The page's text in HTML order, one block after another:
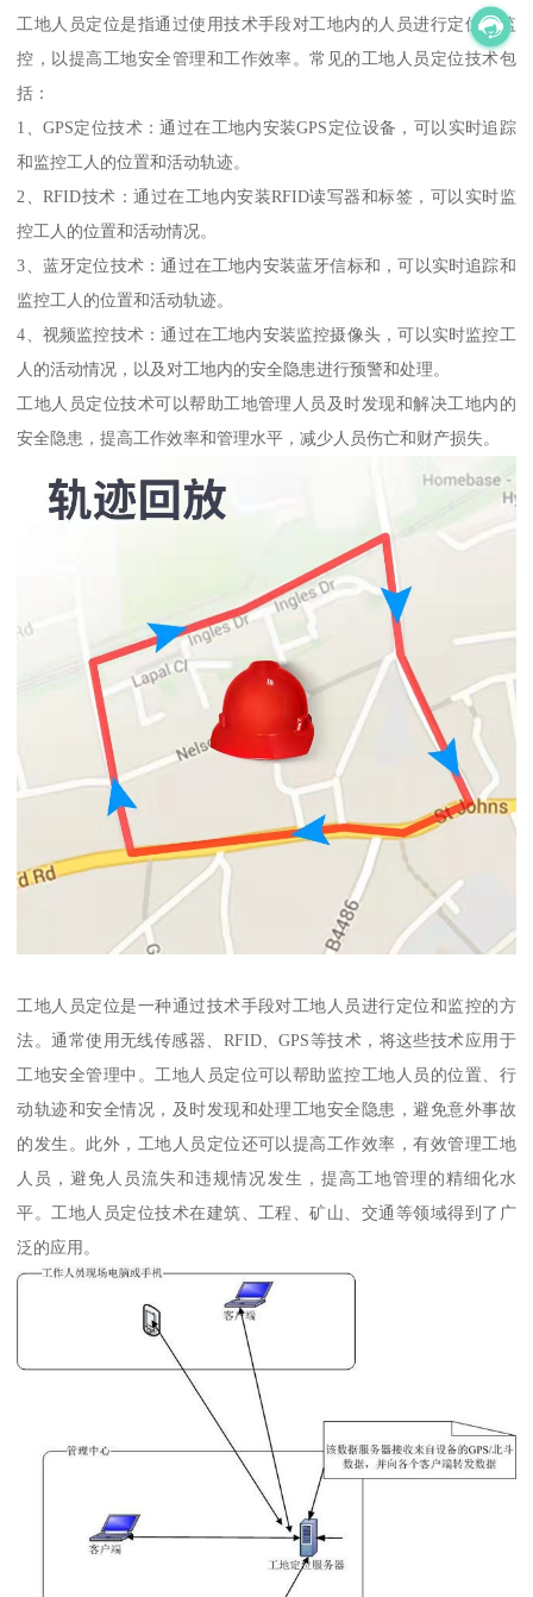
工地人员定位是指通过使用技术手段对工地内的人员进行定位和监
控，以提高工地安全管理和工作效率。常见的工地人员定位技术包
括：
1、GPS定位技术：通过在工地内安装GPS定位设备，可以实时追踪
和监控工人的位置和活动轨迹。
2、RFID技术：通过在工地内安装RFID读写器和标签，可以实时监
控工人的位置和活动情况。
3、蓝牙定位技术：通过在工地内安装蓝牙信标和，可以实时追踪和
监控工人的位置和活动轨迹。
4、视频监控技术：通过在工地内安装监控摄像头，可以实时监控工
人的活动情况，以及对工地内的安全隐患进行预警和处理。
工地人员定位技术可以帮助工地管理人员及时发现和解决工地内的
安全隐患，提高工作效率和管理水平，减少人员伤亡和财产损失。
工地人员定位是一种通过技术手段对工地人员进行定位和监控的方
法。通常使用无线传感器、RFID、GPS等技术，将这些技术应用于
工地安全管理中。工地人员定位可以帮助监控工地人员的位置、行
动轨迹和安全情况，及时发现和处理工地安全隐患，避免意外事故
的发生。此外，工地人员定位还可以提高工作效率，有效管理工地
人员，避免人员流失和违规情况发生，提高工地管理的精细化水
平。工地人员定位技术在建筑、工程、矿山、交通等领域得到了广
泛的应用。